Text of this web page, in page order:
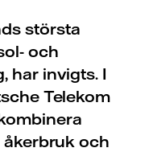
största
och
har invigts. I
Telekom
och